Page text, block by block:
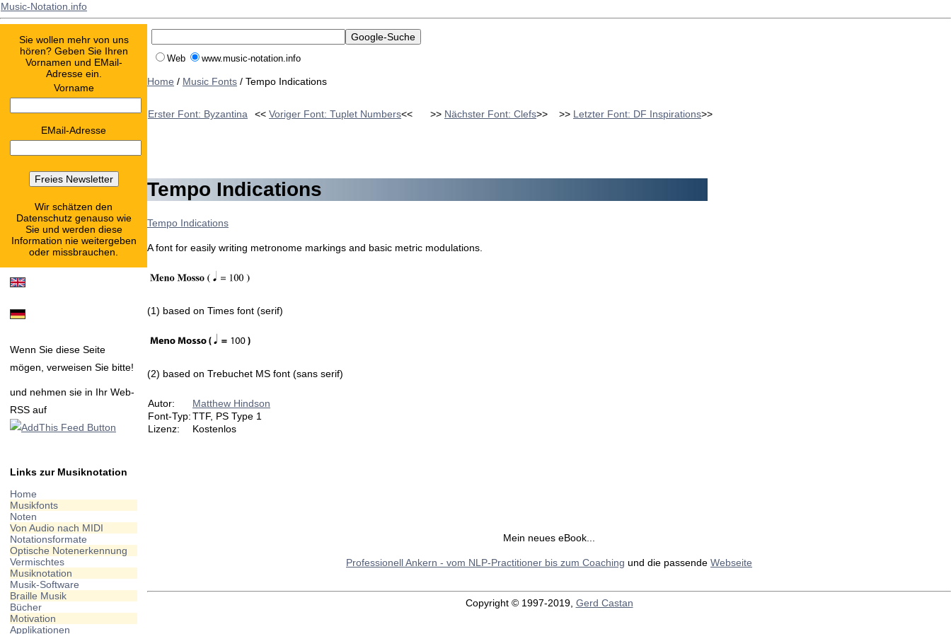
Music-Notation.info
Sie wollen mehr von uns
hören? Geben Sie Ihren
Vornamen und EMail-
Adresse ein.
Vorname
EMail-Adresse
Wir schätzen den
Datenschutz genauso wie
Sie und werden diese
Information nie weitergeben
oder missbrauchen.
Wenn Sie diese Seite
mögen, verweisen Sie bitte!
und nehmen sie in Ihr Web-
RSS auf
Links zur Musiknotation
Home
Musikfonts
Noten
Von Audio nach MIDI
Notationsformate
Optische Notenerkennung
Vermischtes
Musiknotation
Musik-Software
Braille Musik
Bücher
Motivation
Applikationen
Web www.music-notation.info
Home / Music Fonts / Tempo Indications
Erster Font: Byzantina << Voriger Font: Tuplet Numbers<< >> Nächster Font: Clefs>> >> Letzter Font: DF Inspirations>>
Tempo Indications
Tempo Indications
A font for easily writing metronome markings and basic metric modulations.
(1) based on Times font (serif)
(2) based on Trebuchet MS font (sans serif)
Autor:
Matthew Hindson
Font-Typ:TTF, PS Type 1
Lizenz:
Kostenlos
Mein neues eBook...
Professionell Ankern - vom NLP-Practitioner bis zum Coaching und die passende Webseite
Copyright © 1997-2019, Gerd Castan